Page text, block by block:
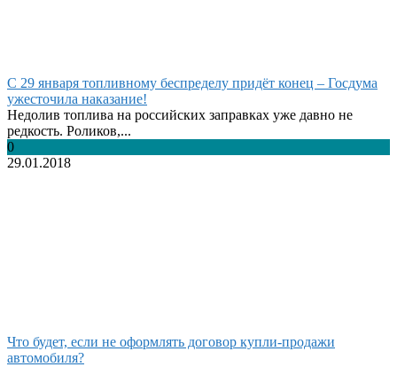
С 29 января топливному беспределу придёт конец – Госдума
ужесточила наказание!
Недолив топлива на российских заправках уже давно не
редкость. Роликов,...
0
29.01.2018
Что будет, если не оформлять договор купли-продажи
автомобиля?